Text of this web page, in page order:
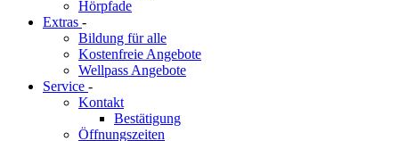
Hörpfade
Extras -
Bildung für alle
Kostenfreie Angebote
Wellpass Angebote
Service -
Kontakt
Bestätigung
Öffnungszeiten